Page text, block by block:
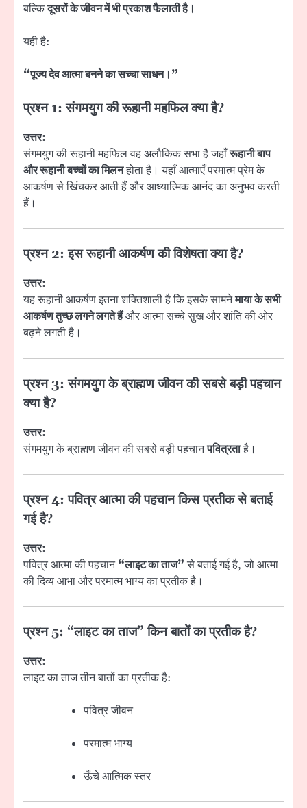
बल्किदूसरों के जीवन में भी प्रकाश फैलाती है।
यही है:
“पूज्य देव आत्मा बनने का सच्चा साधन।”
प्रश्न 1: संगमयुग की रूहानी महफिल क्या है?
उत्तर:
संगमयुग की रूहानी महफिल वह अलौकिक सभा है जहाँरूहानी बाप
और रूहानी बच्चों का मिलनहोता है। यहाँ आत्माएँ परमात्म प्रेम के
आकर्षण से खिंचकर आती हैं और आध्यात्मिक आनंद का अनुभव करती
हैं।
प्रश्न 2: इस रूहानी आकर्षण की विशेषता क्या है?
उत्तर:
यह रूहानी आकर्षण इतना शक्तिशाली है कि इसके सामनेमाया के सभी
आकर्षण तुच्छ लगने लगते हैंऔर आत्मा सच्चे सुख और शांति की ओर
बढ़ने लगती है।
प्रश्न 3: संगमयुग के ब्राह्मण जीवन की सबसे बड़ी पहचान
क्या है?
उत्तर:
संगमयुग के ब्राह्मण जीवन की सबसे बड़ी पहचानपवित्रताहै।
प्रश्न 4: पवित्र आत्मा की पहचान किस प्रतीक से बताई
गई है?
उत्तर:
पवित्र आत्मा की पहचान“लाइट का ताज”से बताई गई है, जो आत्मा
की दिव्य आभा और परमात्म भाग्य का प्रतीक है।
प्रश्न 5: “लाइट का ताज” किन बातों का प्रतीक है?
उत्तर:
लाइट का ताज तीन बातों का प्रतीक है:
पवित्र जीवन
परमात्म भाग्य
ऊँचे आत्मिक स्तर